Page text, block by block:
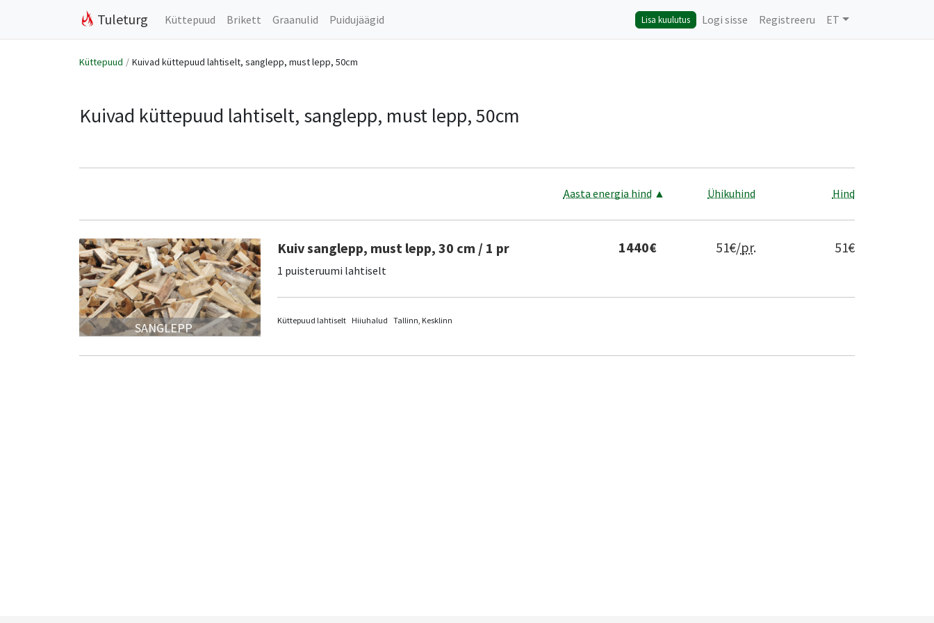
Tuleturg Küttepuud Brikett Graanulid Puidujäägid Lisa kuulutus Logi sisse Registreeru ET
Küttepuud Kuivad küttepuud lahtiselt, sanglepp, must lepp, 50cm
Kuivad küttepuud lahtiselt, sanglepp, must lepp, 50cm
Aasta energia hind ▲ Ühikuhind Hind
SANGLEPP
51€
51€/pr.
1440€
Kuiv sanglepp, must lepp, 30 cm / 1 pr
1 puisteruumi lahtiselt
Küttepuud lahtiselt Hiiuhalud Tallinn, Kesklinn